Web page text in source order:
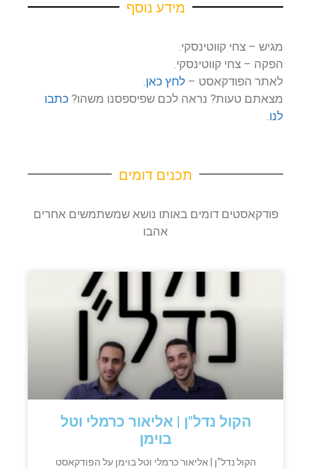
מידע נוסף
מגיש – צחי קווטינסקי.
הפקה – צחי קווטינסקי.
לאתר הפודקאסט – לחץ כאן.
מצאתם טעות? נראה לכם שפיספסנו משהו? כתבו
לנו.
תכנים דומים
פודקאסטים דומים באותו נושא שמשתמשים אחרים
אהבו
הקול נדל"ן | אליאור כרמלי וטל
בוימן
הקול נדל"ן | אליאור כרמלי וטל בוימן על הפודקאסט